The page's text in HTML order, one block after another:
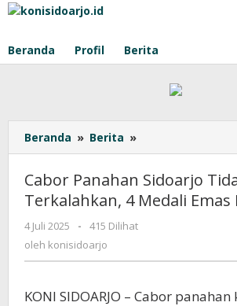
Lewati
Beranda Profil Berita
Beranda » Berita »
Panahan
Sidoarjo
Tidak
Terkalahkan,
Cabor Panahan Sidoarjo
Terkalahkan, 4 Medali Emas
4 Juli 2025
oleh
konisidoarjo
-
415 Dilihat
oleh konisidoarjo
KONI SIDOARJO – Cabor